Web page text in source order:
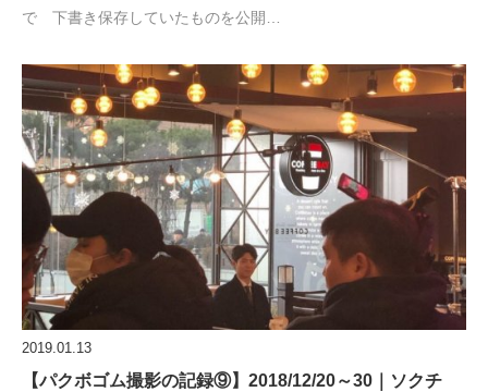
で 下書き保存していたものを公開…
2019.01.13
【パクボゴム撮影の記録⑨】2018/12/20～30｜ソクチ